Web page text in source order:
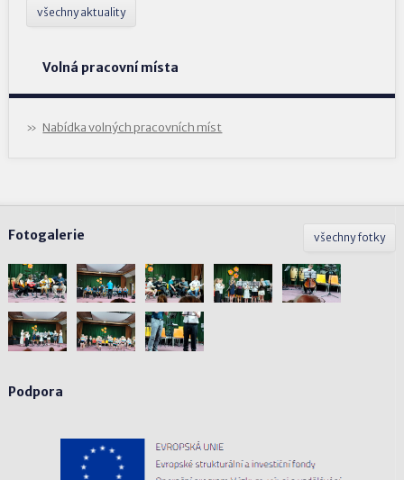
všechny aktuality
Volná pracovní místa
Nabídka volných pracovních míst
všechny fotky
Fotogalerie
Podpora